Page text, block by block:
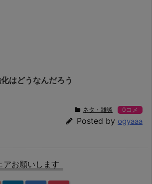
はどうなんだろう
ネタ・雑談 0コメ
Posted by ogyaaa
アお願いします